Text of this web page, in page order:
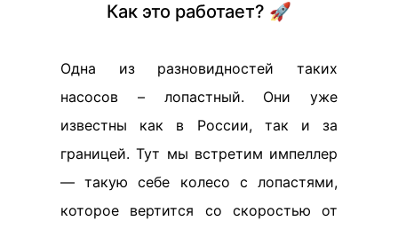
Как это работает? 🚀
Одна из разновидностей таких
насосов – лопастный. Они уже
известны как в России, так и за
границей. Тут мы встретим импеллер
— такую себе колесо с лопастями,
которое вертится со скоростью от